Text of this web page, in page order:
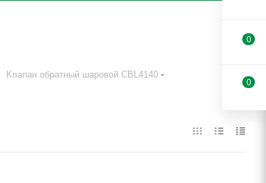
Клапан обратный шаровой CBL4140
0
0